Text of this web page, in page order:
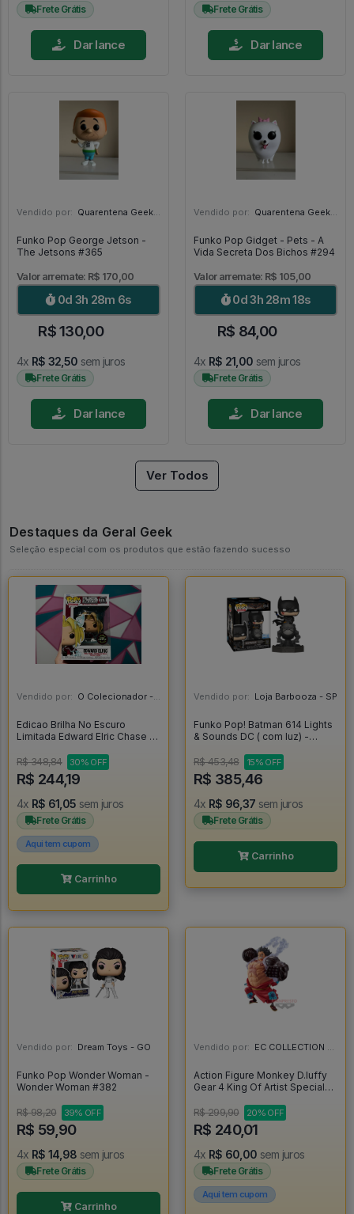
Frete Grátis
Dar lance
Frete Grátis
Dar lance
Vendido por: Quarentena Geek Store - SP
Funko Pop George Jetson -
The Jetsons #365
Valor arremate: R$ 170,00
0d 3h 28m 4s
R$ 130,00
4x R$ 32,50 sem juros
Frete Grátis
Dar lance
Vendido por: Quarentena Geek Store - SP
Funko Pop Gidget - Pets - A
Vida Secreta Dos Bichos #294
Valor arremate: R$ 105,00
0d 3h 28m 16s
R$ 84,00
4x R$ 21,00 sem juros
Frete Grátis
Dar lance
Ver Todos
Destaques da Geral Geek
Seleção especial com os produtos que estão fazendo sucesso
Vendido por: O Colecionador - SP
Edicao Brilha No Escuro
Limitada Edward Elric Chase -
R$ 348,84
30% OFF
R$ 244,19
4x R$ 61,05 sem juros
Frete Grátis
Aqui tem cupom
Carrinho
Vendido por: Loja Barbooza - SP
Funko Pop! Batman 614 Lights
& Sounds DC ( com luz) -
R$ 453,48
15% OFF
R$ 385,46
4x R$ 96,37 sem juros
Frete Grátis
Carrinho
Vendido por: Dream Toys - GO
Funko Pop Wonder Woman -
Wonder Woman #382
R$ 98,20 39% OFF
R$ 59,90
4x R$ 14,98 sem juros
Frete Grátis
Carrinho
Vendido por: EC COLLECTION - SP
Action Figure Monkey D.luffy
Gear 4 King Of Artist Special
One Piece
R$ 299,90 20% OFF
R$ 240,01
4x R$ 60,00 sem juros
Frete Grátis
Aqui tem cupom